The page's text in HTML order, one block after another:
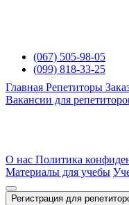
(067) 505-98-05
(099) 818-33-25
Главная Репетиторы
Вакансии для
О нас Политика
Материалы для учебы
Регистрация для